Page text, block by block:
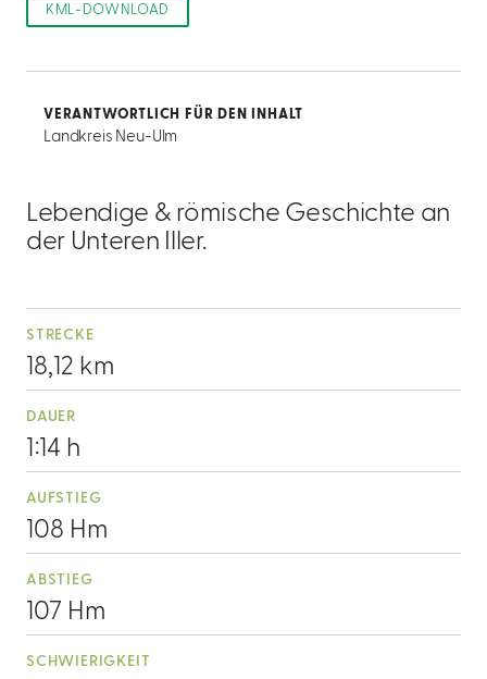
Lebendige & römische Geschichte an
der Unteren Iller.
STRECKE
18,12 km
DAUER
1:14 h
AUFSTIEG
108 Hm
ABSTIEG
107 Hm
SCHWIERIGKEIT
KML-DOWNLOAD
VERANTWORTLICH FÜR DEN INHALT
Landkreis Neu-Ulm